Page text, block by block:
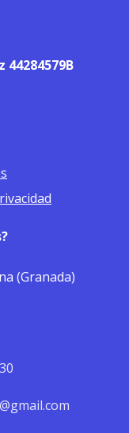
44284579B
(Granada)